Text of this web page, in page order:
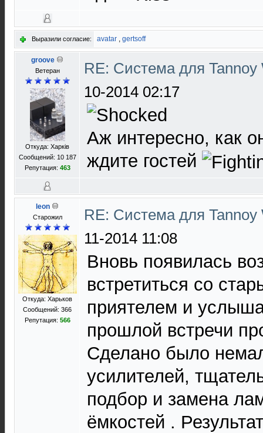
Выразили согласие: avatar , gertsoff
groove
Ветеран
Откуда: Харків
Сообщений: 10 187
Репутация: 463
RE: Система для
10-2014 02:17
Аж интересно, как
ждите гостей
leon
Cтарожил
Откуда: Харьков
Сообщений: 366
Репутация: 566
RE: Система для
11-2014 11:08
Вновь появилась
встретиться со
приятелем и
прошлой встречи
Сделано было
усилителей,
подбор и замена
ёмкостей .